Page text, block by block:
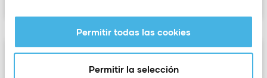
Permitir todas las cookies
Permitir la selección